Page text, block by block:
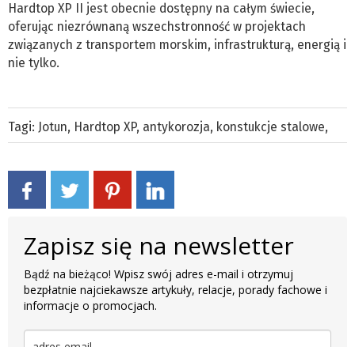
Hardtop XP II jest obecnie dostępny na całym świecie,
oferując niezrównaną wszechstronność w projektach
związanych z transportem morskim, infrastrukturą, energią i
nie tylko.
Tagi: Jotun, Hardtop XP, antykorozja, konstukcje stalowe,
Zapisz się na newsletter
Bądź na bieżąco! Wpisz swój adres e-mail i otrzymuj
bezpłatnie najciekawsze artykuły, relacje, porady fachowe i
informacje o promocjach.